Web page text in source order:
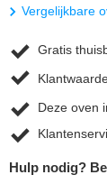
Vergelijkbare
Gratis
Deze oven
Hulp nodig?